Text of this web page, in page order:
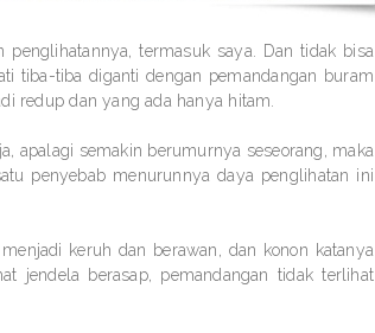
termasuk saya. Dan tidak bisa
tiba-tiba diganti dengan pemandangan buram
redup dan yang ada hanya hitam.
apalagi semakin berumurnya seseorang, maka
penyebab menurunnya daya penglihatan ini
keruh dan berawan, dan konon katanya
jendela berasap, pemandangan tidak terlihat